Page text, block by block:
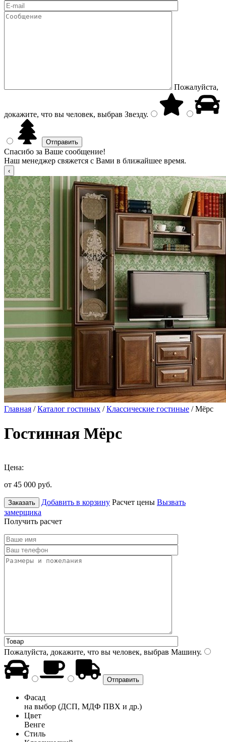
Пожалуйста,
докажите, что вы человек, выбрав Звезду.
Спасибо за Ваше сообщение!
Наш менеджер свяжется с Вами в ближайшее время.
Главная /Каталог гостиных /Классические гостиные / Мёрс
Гостинная Мёрс
Цена:
от 45 000 руб.
Заказать Добавить в корзину Расчет цены Вызвать
замерщика
Получить расчет
Пожалуйста, докажите, что вы человек, выбрав Машину.
Фасад
на выбор (ДСП, МДФ ПВХ и др.)
Цвет
Венге
Стиль